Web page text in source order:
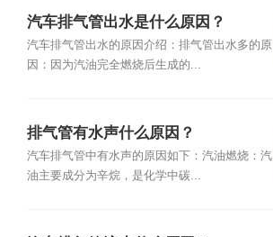
汽车排气管出水是什么原因？
汽车排气管出水的原因介绍：排气管出水多的原
因：因为汽油完全燃烧后生成的...
排气管有水声什么原因？
汽车排气管中有水声的原因如下：汽油燃烧：汽
油主要成分为辛烷，是化学中碳...